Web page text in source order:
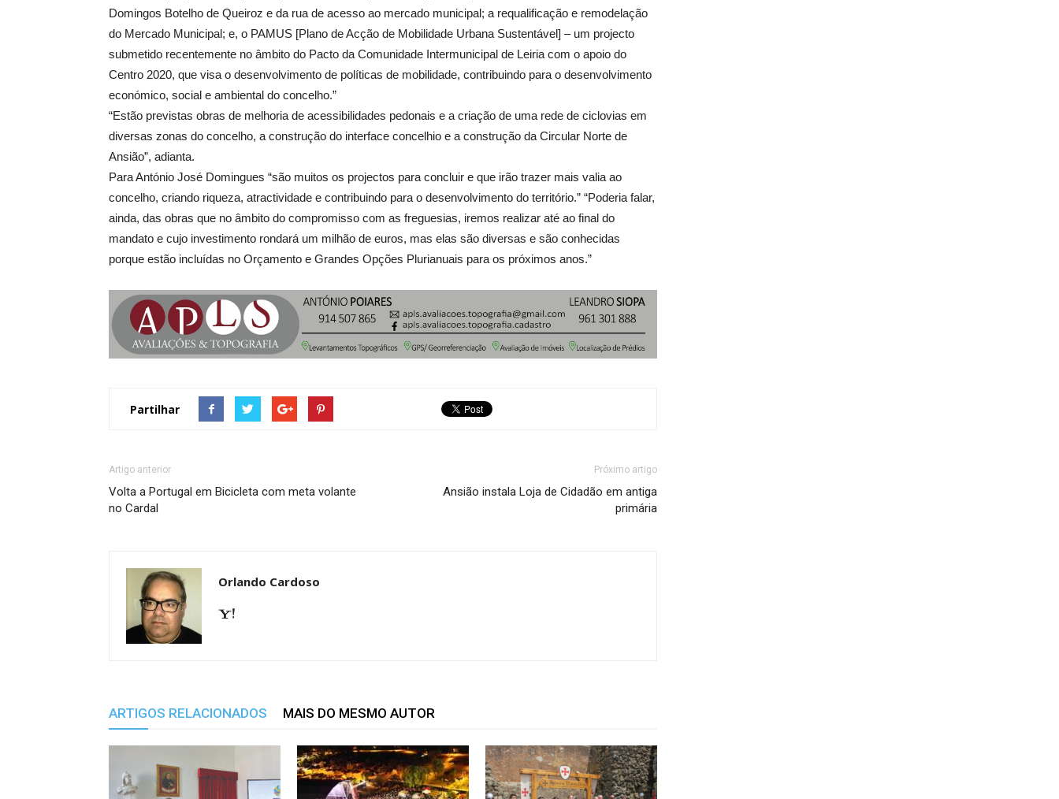
Domingos Botelho de Queiroz e da rua de acesso ao mercado municipal; a requalificação e remodelação
do Mercado Municipal; e, o PAMUS [Plano de Acção de Mobilidade Urbana Sustentável] – um projecto
submetido recentemente no âmbito do Pacto da Comunidade Intermunicipal de Leiria com o apoio do
Centro 2020, que visa o desenvolvimento de políticas de mobilidade, contribuindo para o desenvolvimento
económico, social e ambiental do concelho.”
“Estão previstas obras de melhoria de acessibilidades pedonais e a criação de uma rede de ciclovias em
diversas zonas do concelho, a construção do interface concelhio e a construção da Circular Norte de
Ansião”, adianta.
Para António José Domingues “são muitos os projectos para concluir e que irão trazer mais valia ao
concelho, criando riqueza, atractividade e contribuindo para o desenvolvimento do território.” “Poderia falar,
ainda, das obras que no âmbito do compromisso com as freguesias, iremos realizar até ao final do
mandato e cujo investimento rondará um milhão de euros, mas elas são diversas e são conhecidas
porque estão incluídas no Orçamento e Grandes Opções Plurianuais para os próximos anos.”
Partilhar
Artigo anterior
Volta a Portugal em Bicicleta com meta volante
no Cardal
Próximo artigo
Ansião instala Loja de Cidadão em antiga
primária
Orlando Cardoso
ARTIGOS RELACIONADOS MAIS DO MESMO AUTOR